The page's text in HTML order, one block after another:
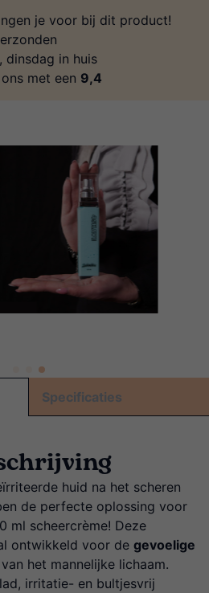
je voor bij dit product!
dinsdag in huis
met een 9,4
Specificaties
huid na het scheren
de perfecte oplossing voor
ml scheercrème! Deze
ontwikkeld voor de gevoelige
van het mannelijke lichaam.
irritatie- en bultjesvrij